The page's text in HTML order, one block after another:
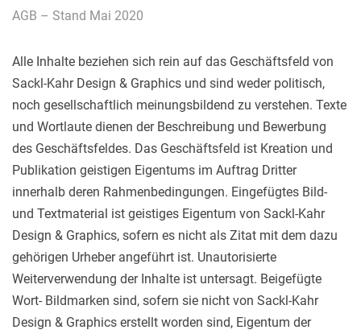
AGB – Stand Mai 2020
Alle Inhalte beziehen sich rein auf das Geschäftsfeld von
Sackl-Kahr Design & Graphics und sind weder politisch,
noch gesellschaftlich meinungsbildend zu verstehen. Texte
und Wortlaute dienen der Beschreibung und Bewerbung
des Geschäftsfeldes. Das Geschäftsfeld ist Kreation und
Publikation geistigen Eigentums im Auftrag Dritter
innerhalb deren Rahmenbedingungen. Eingefügtes Bild-
und Textmaterial ist geistiges Eigentum von Sackl-Kahr
Design & Graphics, sofern es nicht als Zitat mit dem dazu
gehörigen Urheber angeführt ist. Unautorisierte
Weiterverwendung der Inhalte ist untersagt. Beigefügte
Wort- Bildmarken sind, sofern sie nicht von Sackl-Kahr
Design & Graphics erstellt worden sind, Eigentum der